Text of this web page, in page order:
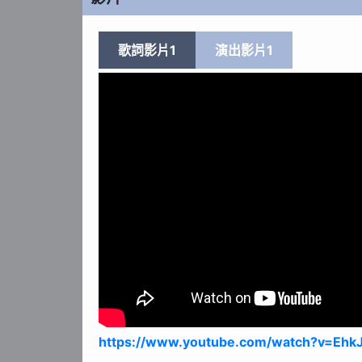
歌詞影片1 演出影片1
https://www.youtube.com/